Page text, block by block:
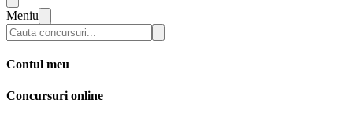
Meniu
Contul meu
Concursuri online